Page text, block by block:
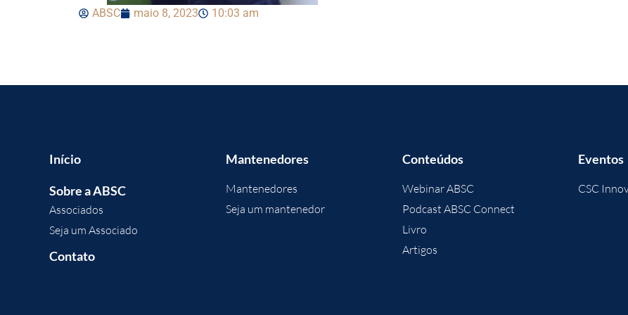
ABSC maio 8, 2023 10:03 am
Início
Sobre a ABSC
Associados
Seja um Associado
Contato
Mantenedores
Mantenedores
Seja um mantenedor
Conteúdos
Webinar ABSC
Podcast ABSC Connect
Livro
Artigos
Eventos
CSC